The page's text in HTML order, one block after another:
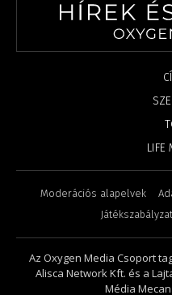
LIFE
Moderációs alapelvek
Játékszabályzat
Az Oxygen Media Csoport
Alisca Network Kft. és a
Média